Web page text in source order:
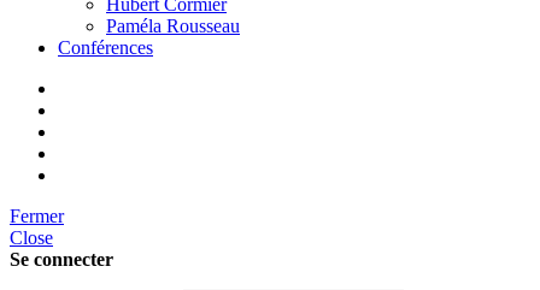
Hubert Cormier
Paméla Rousseau
Conférences
Fermer
Close
Se connecter